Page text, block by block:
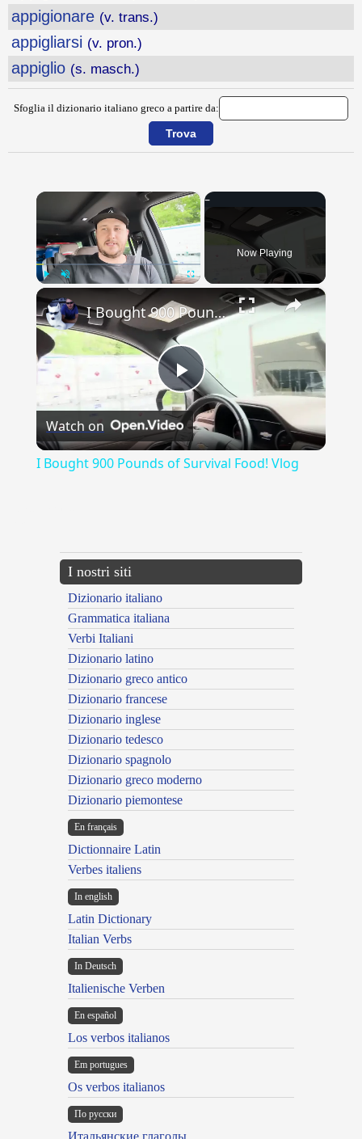
appigionare (v. trans.)
appigliarsi (v. pron.)
appiglio (s. masch.)
Sfoglia il dizionario italiano greco a partire da:
×
Now Playing
×
Play
Video
I Bought 900 Pounds of Survival Food! Vlog
Watch on
I Bought 900 Pounds of Survival Food! Vlog
I nostri siti
Dizionario italiano
Grammatica italiana
Verbi Italiani
Dizionario latino
Dizionario greco antico
Dizionario francese
Dizionario inglese
Dizionario tedesco
Dizionario spagnolo
Dizionario greco moderno
Dizionario piemontese
En français
Dictionnaire Latin
Verbes italiens
In english
Latin Dictionary
Italian Verbs
In Deutsch
Italienische Verben
En español
Los verbos italianos
Em portugues
Os verbos italianos
По русски